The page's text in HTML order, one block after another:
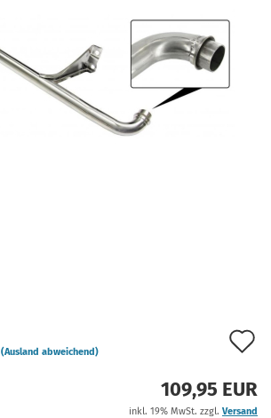
(Ausland abweichend)
109,95 EUR
inkl. 19% MwSt. zzgl. Versand